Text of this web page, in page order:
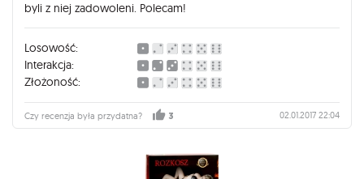
byli z niej zadowoleni. Polecam!
Losowość:
Interakcja:
Złożoność:
Czy recenzja była przydatna? 3 02.01.2017 22:04